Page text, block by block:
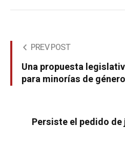
PREV POST
Una propuesta
para minorías de género
Persiste el pedido